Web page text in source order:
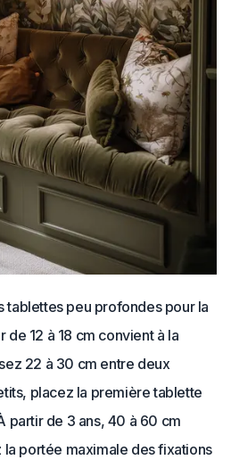
tablettes peu profondes pour la
12 à 18 cm convient à la
22 à 30 cm entre deux
placez la première tablette
partir de 3 ans, 40 à 60 cm
portée maximale des fixations